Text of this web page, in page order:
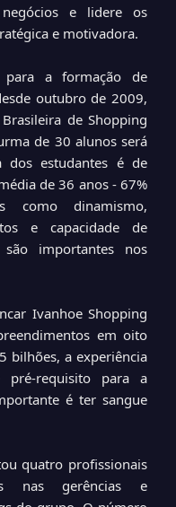
e lidere os
e motivadora.
a formação de
outubro de 2009,
de Shopping
de 30 alunos será
estudantes é de
de 36 anos - 67%
como dinamismo,
e capacidade de
importantes nos
Ivanhoe Shopping
em oito
bilhões, a experiência
requisito para a
é ter sangue
quatro profissionais
nas gerências e